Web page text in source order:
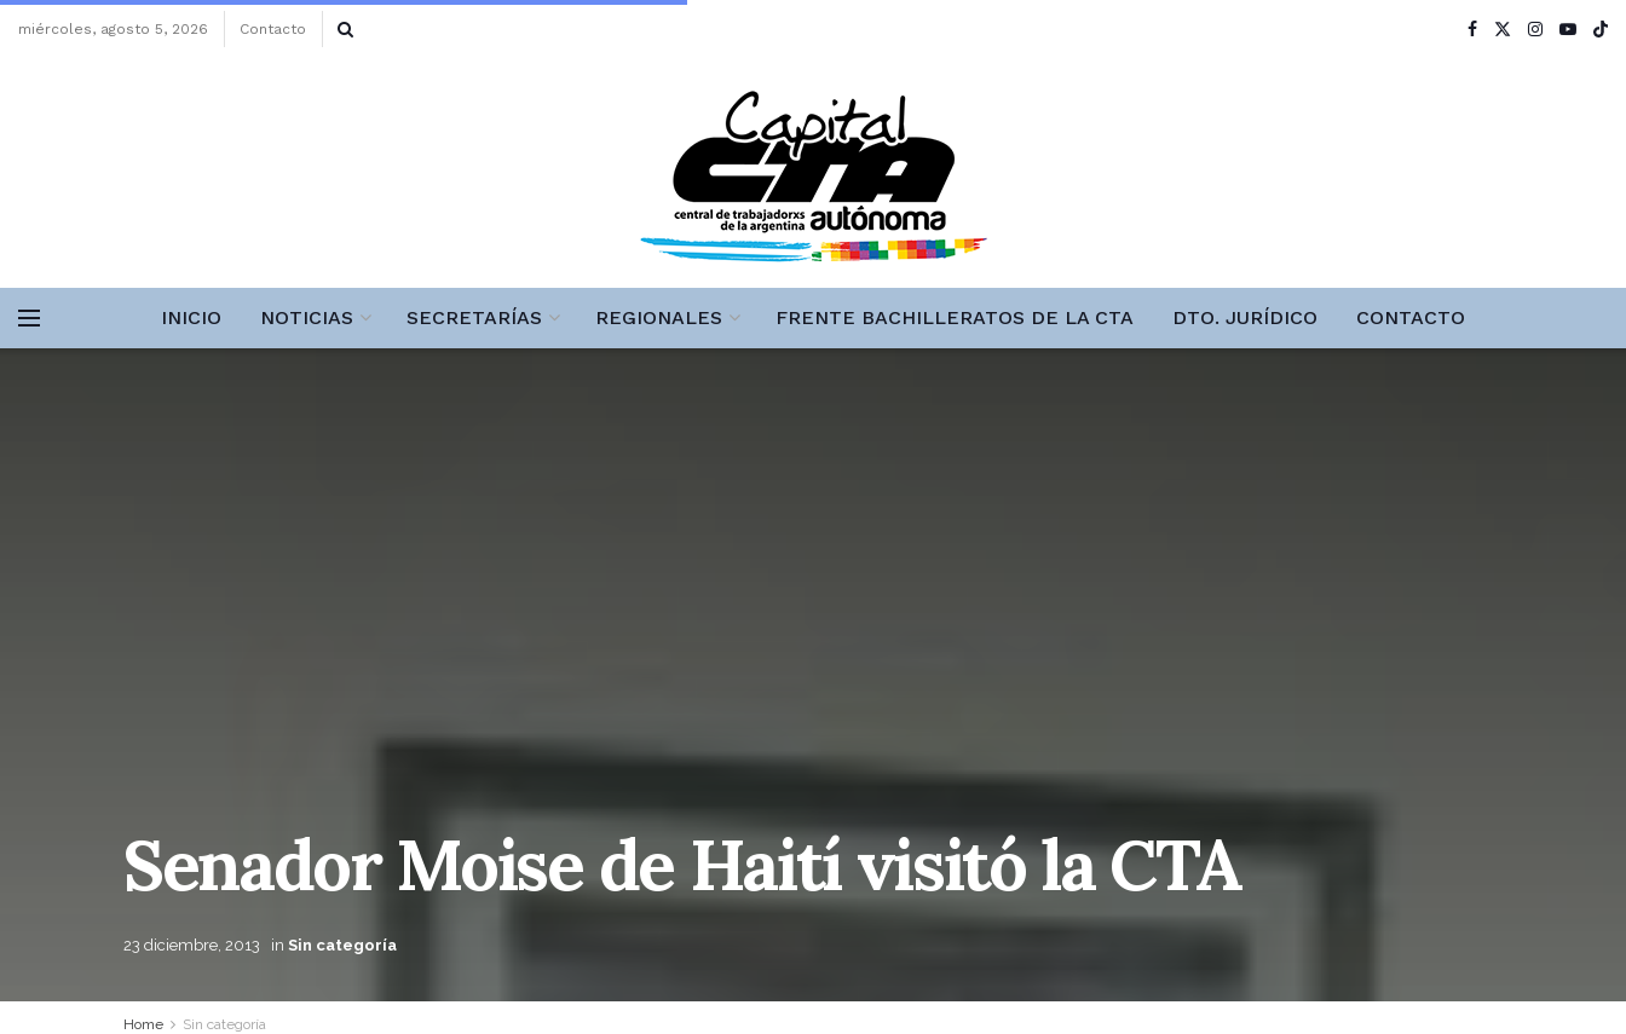
miércoles, agosto 5, 2026 Contacto
INICIO NOTICIAS SECRETARÍAS REGIONALES FRENTE BACHILLERATOS DE LA CTA DTO. JURÍDICO CONTACTO
Senador Moise de Haití visitó la CTA
23 diciembre, 2013 in Sin categoría
Home Sin categoría